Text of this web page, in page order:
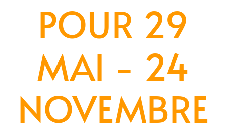
POUR 29
MAI - 24
NOVEMBRE